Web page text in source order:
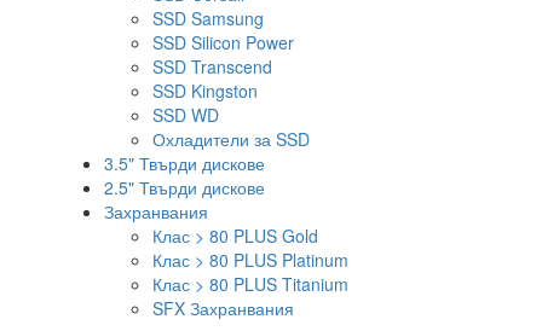
SSD Samsung
SSD Silicon Power
SSD Transcend
SSD Kingston
SSD WD
Охладители за SSD
3.5" Твърди дискове
2.5" Твърди дискове
Захранвания
Клас > 80 PLUS Gold
Клас > 80 PLUS Platinum
Клас > 80 PLUS Titanium
SFX Захранвания